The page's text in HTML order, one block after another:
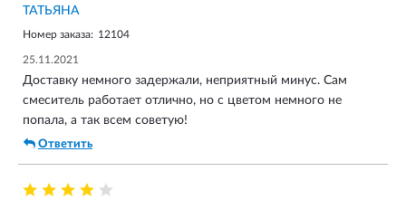
ТАТЬЯНА
Номер заказа: 12104
25.11.2021
Доставку немного задержали, неприятный минус. Сам
смеситель работает отлично, но с цветом немного не
попала, а так всем советую!
Ответить